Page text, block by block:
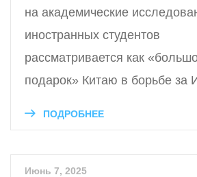
на академические
иностранных студентов
рассматривается как
подарок» Китаю в борьбе за
ПОДРОБНЕЕ
Июнь 7, 2025